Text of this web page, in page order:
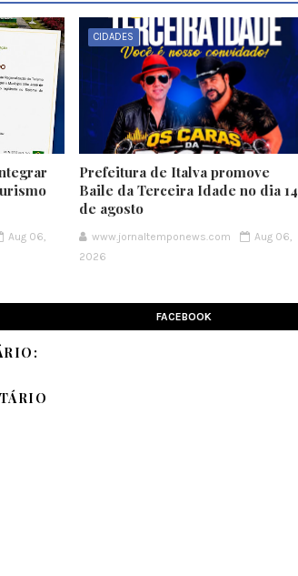
Aug 06,
CIDADES
Prefeitura de Italva promove
Baile da Terceira Idade no dia 14
de agosto
www.jornaltemponews.com
Aug 06,
2026
FACEBOOK